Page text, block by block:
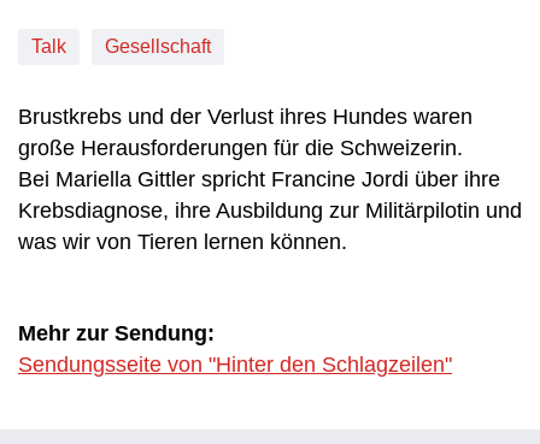
Talk Gesellschaft
Brustkrebs und der Verlust ihres Hundes waren
große Herausforderungen für die Schweizerin.
Bei Mariella Gittler spricht Francine Jordi über ihre
Krebsdiagnose, ihre Ausbildung zur Militärpilotin und
was wir von Tieren lernen können.
Mehr zur Sendung:
Sendungsseite von "Hinter den Schlagzeilen"